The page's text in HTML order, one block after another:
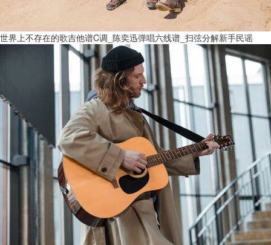
世界上不存在的歌吉他谱C调_陈奕迅弹唱六线谱_扫弦分解新手民谣